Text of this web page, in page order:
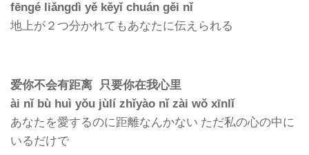
fēngé liǎngdì yě kěyǐ chuán gěi nǐ
地上が２つ分かれてもあなたに伝えられる
爱你不会有距离 只要你在我心里
ài nǐ bù huì yǒu jùlí zhǐyào nǐ zài wǒ xīnlǐ
あなたを愛するのに距離なんかない ただ私の心の中に
いるだけで